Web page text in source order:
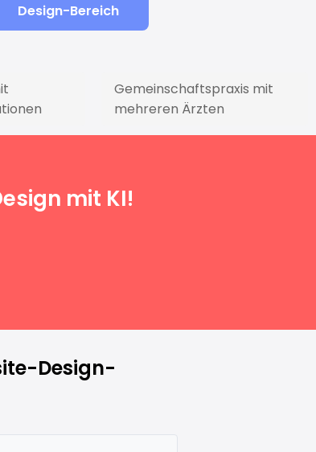
Design-Bereich
Gemeinschaftspraxis mit
mehreren Ärzten
mit KI!
Design-